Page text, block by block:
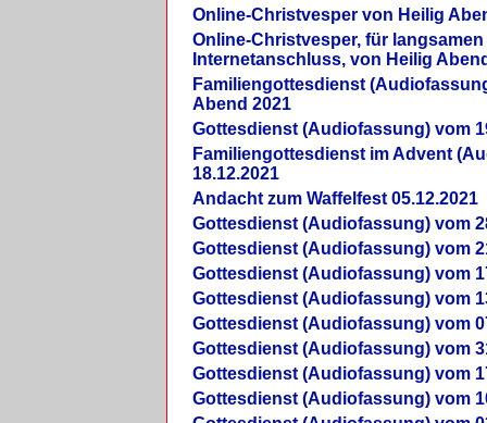
Online-Christvesper von Heilig
Online-Christvesper, für langsamen
Internetanschluss, von Heilig
Familiengottesdienst
Abend 2021
Gottesdienst (Audiofassung) vom
Familiengottesdienst im Advent
18.12.2021
Andacht zum Waffelfest 05.12.2021
Gottesdienst (Audiofassung) vom
Gottesdienst (Audiofassung) vom
Gottesdienst (Audiofassung) vom
Gottesdienst (Audiofassung) vom
Gottesdienst (Audiofassung) vom
Gottesdienst (Audiofassung) vom
Gottesdienst (Audiofassung) vom
Gottesdienst (Audiofassung) vom